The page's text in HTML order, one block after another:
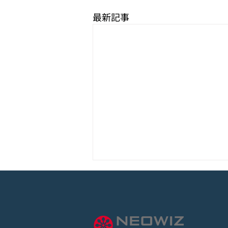
最新記事
けて正式リリース！
詳しくは下記PDFをご確認くださ
い。 【ゲームオン プレスリリ